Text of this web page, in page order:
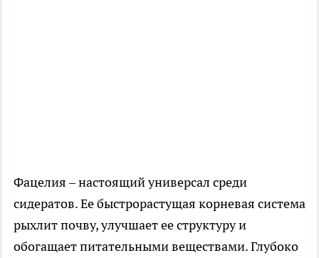
Фацелия – настоящий универсал среди
сидератов. Ее быстрорастущая корневая система
рыхлит почву, улучшает ее структуру и
обогащает питательными веществами. Глубоко